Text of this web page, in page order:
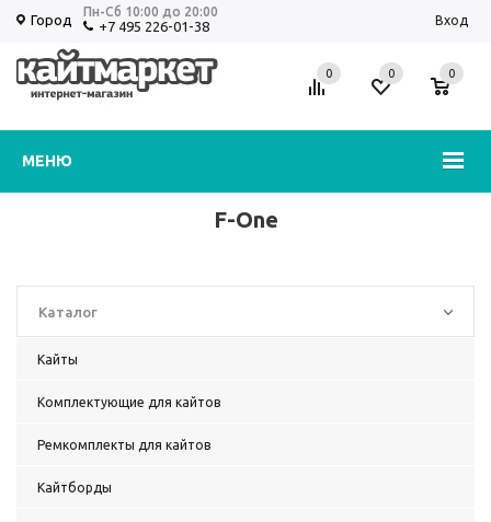
Город
Пн-Сб 10:00 до 20:00
+7 495 226-01-38 Вход
МЕНЮ
0 0
0
F-One
Каталог
Кайты
Комплектующие для кайтов
Ремкомплекты для кайтов
Кайтборды